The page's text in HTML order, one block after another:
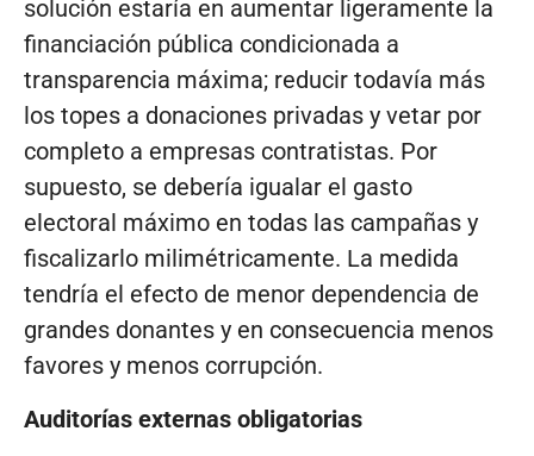
solución estaría en aumentar ligeramente la
financiación pública condicionada a
transparencia máxima; reducir todavía más
los topes a donaciones privadas y vetar por
completo a empresas contratistas. Por
supuesto, se debería igualar el gasto
electoral máximo en todas las campañas y
fiscalizarlo milimétricamente. La medida
tendría el efecto de menor dependencia de
grandes donantes y en consecuencia menos
favores y menos corrupción.
Auditorías externas obligatorias